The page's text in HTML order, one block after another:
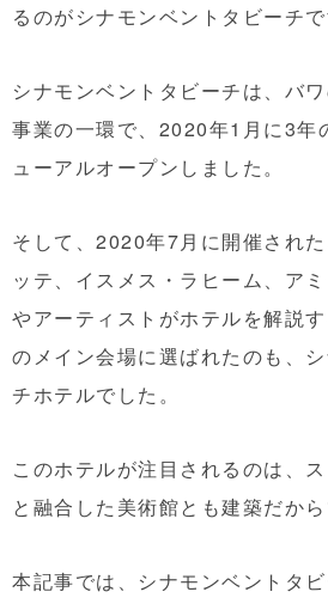
るのがシナモンベントタビーチで
シナモンベントタビーチは、バ
事業の一環で、2020年1月に3年
ューアルオープンしました。
そして、2020年7月に開催され
ッテ、イスメス・ラヒーム、ア
やアーティストがホテルを解説
のメイン会場に選ばれたのも、
チホテルでした。
このホテルが注目されるのは、
と融合した美術館とも建築だから
本記事では、シナモンベントタ